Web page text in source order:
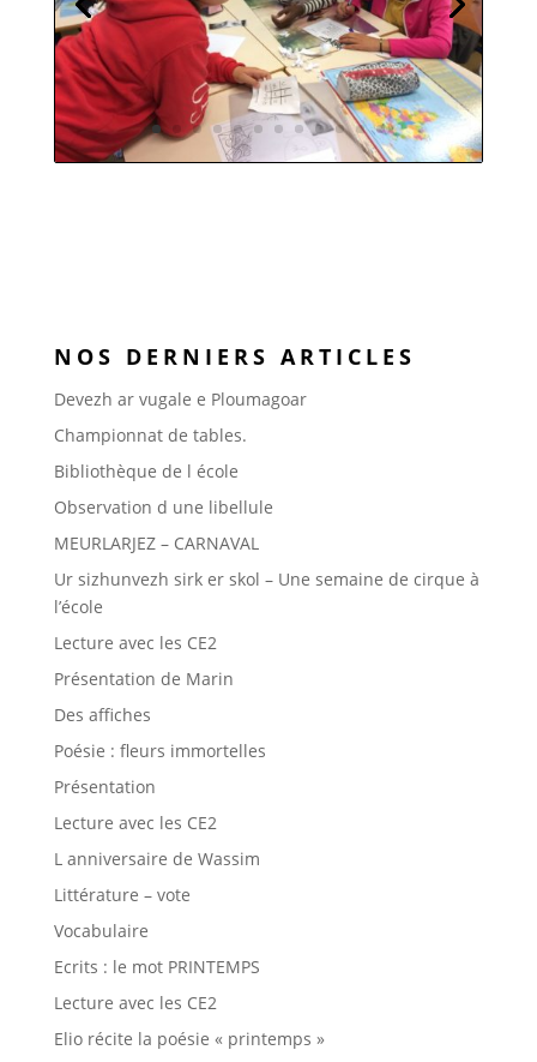
NOS DERNIERS ARTICLES
Devezh ar vugale e Ploumagoar
Championnat de tables.
Bibliothèque de l école
Observation d une libellule
MEURLARJEZ – CARNAVAL
Ur sizhunvezh sirk er skol – Une semaine de cirque à
l’école
Lecture avec les CE2
Présentation de Marin
Des affiches
Poésie : fleurs immortelles
Présentation
Lecture avec les CE2
L anniversaire de Wassim
Littérature – vote
Vocabulaire
Ecrits : le mot PRINTEMPS
Lecture avec les CE2
Elio récite la poésie « printemps »